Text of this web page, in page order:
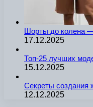
Шорты до колена —
17.12.2025
Топ-25 лучших
15.12.2025
Секреты создания
12.12.2025